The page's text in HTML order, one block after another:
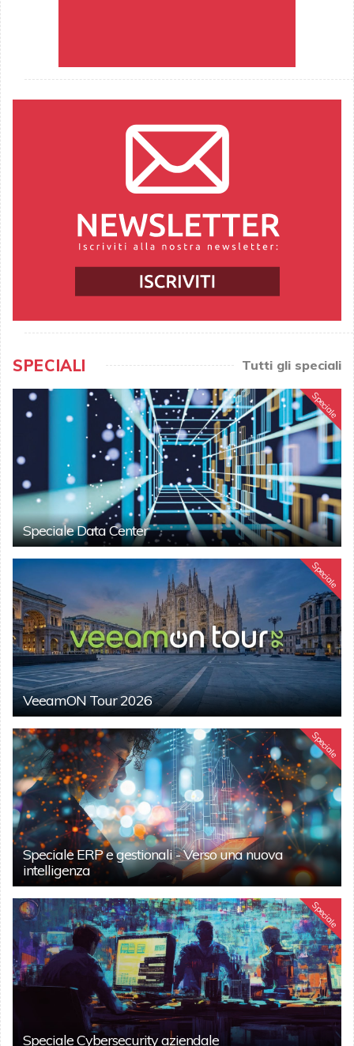
SPECIALI Tutti gli speciali
Speciale
Speciale Data Center
Speciale
VeeamON Tour 2026
Speciale
Speciale ERP e gestionali - Verso una nuova
intelligenza
Speciale
Speciale Cybersecurity aziendale